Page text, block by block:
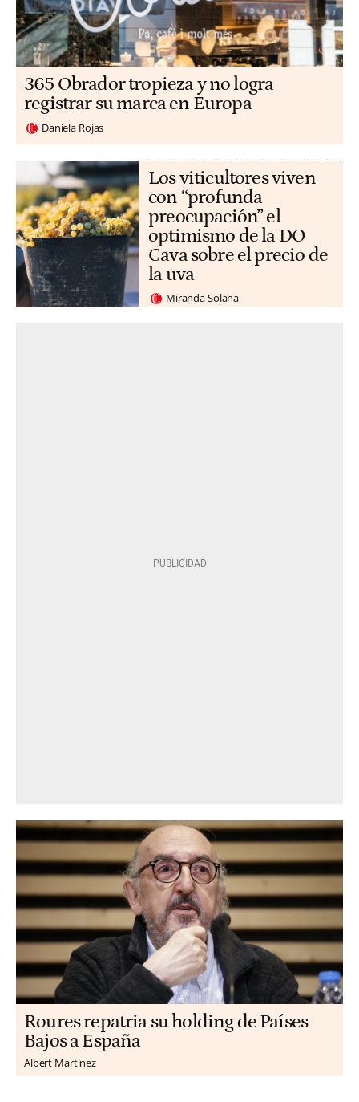
365 Obrador tropieza y no logra
registrar su marca en Europa
Daniela Rojas
Los viticultores viven
con “profunda
preocupación” el
optimismo de la DO
Cava sobre el precio de
la uva
Miranda Solana
Roures repatria su holding de Países
Bajos a España
Albert Martínez